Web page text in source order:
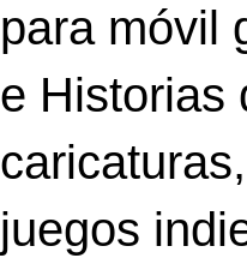
para móvil
e Historias
juegos